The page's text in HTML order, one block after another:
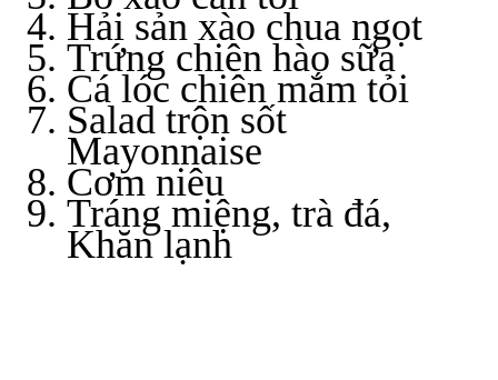
Hải sản xào chua ngọt
Trứng chiên hào sữa
Cá lóc chiên mắm tỏi
Salad trộn sốt
Mayonnaise
Cơm niêu
Tráng miệng, trà đá,
Khăn lạnh